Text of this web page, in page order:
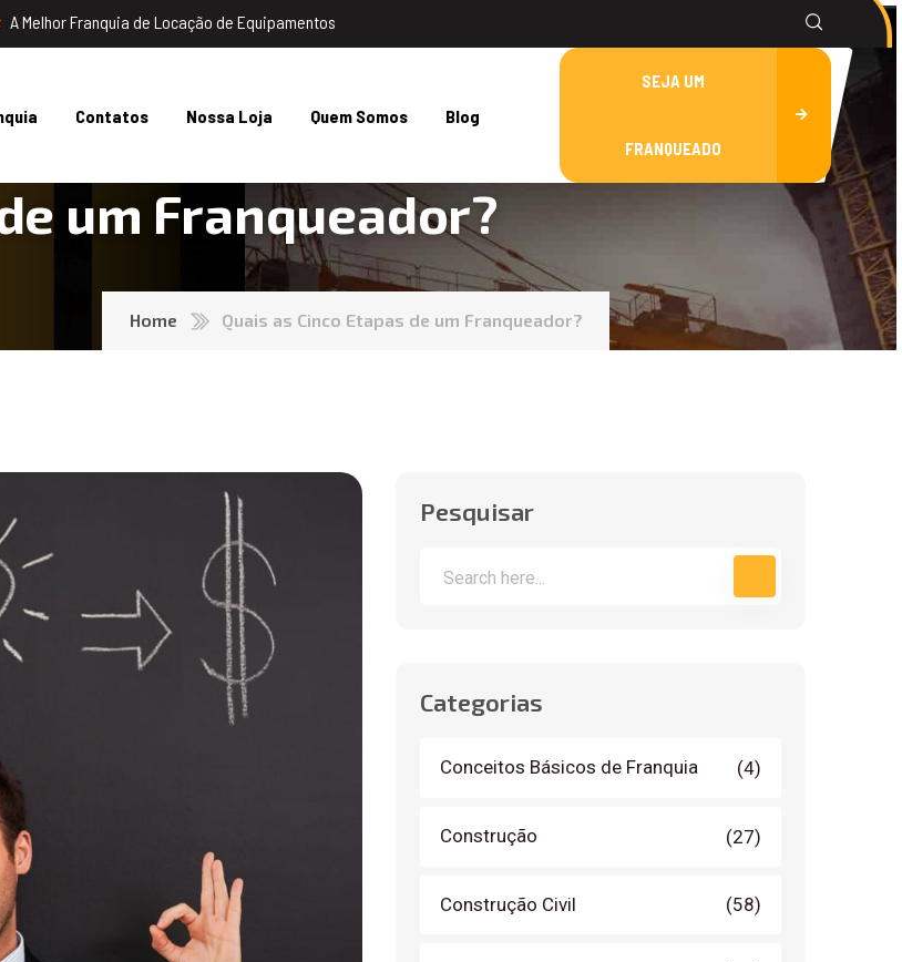
A Melhor Franquia de Locação de Equipamentos
Contatos Nossa Loja Quem Somos Blog
SEJA UM
FRANQUEADO
um Franqueador?
Home Quais as Cinco Etapas de um Franqueador?
/
Pesquisar
Categorias
Conceitos Básicos de Franquia (4)
Construção (27)
Construção Civil (58)